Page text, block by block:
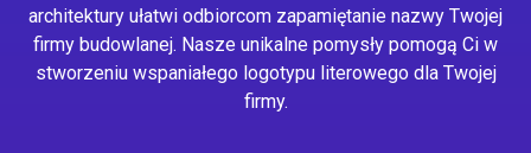
architektury ułatwi odbiorcom zapamiętanie nazwy Twojej
firmy budowlanej. Nasze unikalne pomysły pomogą Ci w
stworzeniu wspaniałego logotypu literowego dla Twojej
firmy.